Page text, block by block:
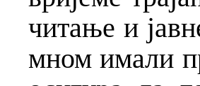
читање и
мном имали